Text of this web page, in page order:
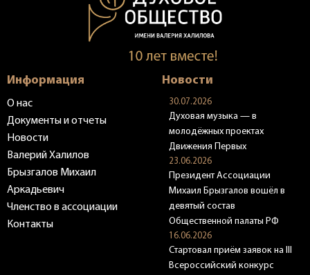
Информация
О нас
Документы и отчеты
Новости
Валерий Халилов
Брызгалов Михаил
Аркадьевич
Членство в ассоциации
Контакты
Новости
30.07.2026
Духовая музыка — в
молодёжных проектах
Движения Первых
23.06.2026
Президент Ассоциации
Михаил Брызгалов вошёл в
девятый состав
Общественной палаты РФ
16.06.2026
Стартовал приём заявок на III
Всероссийский конкурс